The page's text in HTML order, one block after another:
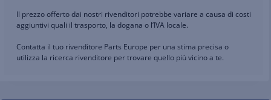
Il prezzo offerto dai nostri rivenditori potrebbe variare a causa di costi
aggiuntivi quali il trasporto, la dogana o l’IVA locale.
Contatta il tuo rivenditore Parts Europe per una stima precisa o
utilizza la ricerca rivenditore per trovare quello più vicino a te.